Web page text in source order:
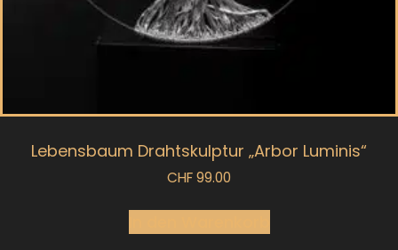
Lebensbaum Drahtskulptur „Arbor Luminis“
CHF99.00